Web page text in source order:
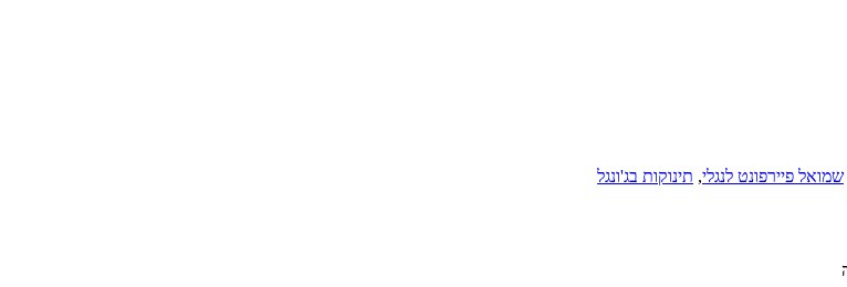
שמואל פיירפונט לנגלי, תינוקות בג'ונגל